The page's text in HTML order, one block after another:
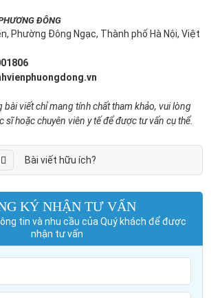
ĐÔNG
Phường Đông Ngạc, Thành phố Hà Nội, Việt
bài viết chỉ mang tính chất tham khảo, vui lòng
sĩ hoặc chuyên viên y tế để được tư vấn cụ thể.
Bài viết hữu ích?
KÝ NHẬN TƯ VẤN
tin và nhu cầu của Quý khách để được
nhận tư vấn